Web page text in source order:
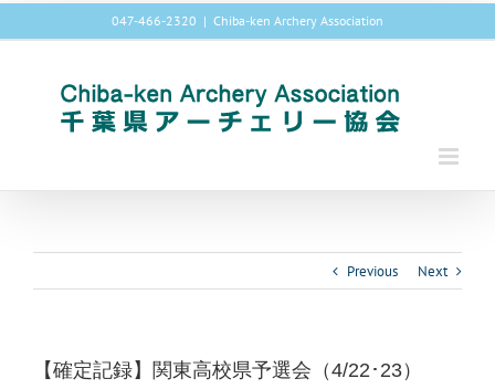
047-466-2320 | Chiba-ken Archery Association
Previous Next
【確定記録】関東高校県予選会（4/22･23）